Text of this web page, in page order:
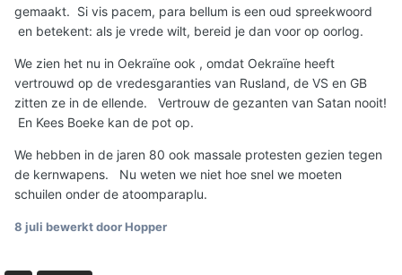
gemaakt. Si vis pacem, para bellum is een oud spreekwoord
en betekent: als je vrede wilt, bereid je dan voor op oorlog.
We zien het nu in Oekraïne ook , omdat Oekraïne heeft
vertrouwd op de vredesgaranties van Rusland, de VS en GB
zitten ze in de ellende. Vertrouw de gezanten van Satan nooit!
En Kees Boeke kan de pot op.
We hebben in de jaren 80 ook massale protesten gezien tegen
de kernwapens. Nu weten we niet hoe snel we moeten
schuilen onder de atoomparaplu.
8 juli bewerkt door Hopper